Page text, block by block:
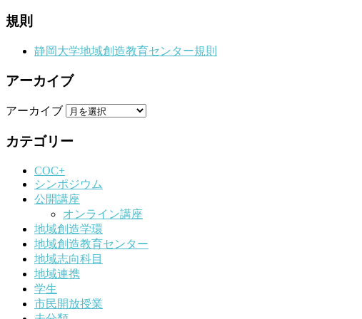
規則
静岡大学地域創造教育センター規則
アーカイブ
アーカイブ
カテゴリー
COC+
シンポジウム
公開講座
オンライン講座
地域創造学環
地域創造教育センター
地域志向科目
地域連携
学生
市民開放授業